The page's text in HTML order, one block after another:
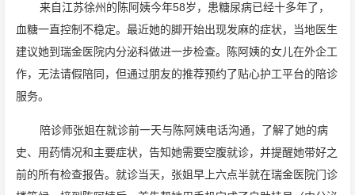
来自江苏徐州的陈阿姨今年58岁，患糖尿病已经十多年了，
血糖一直控制不稳定。最近她的脚开始出现发麻的症状，当地医生
建议她到瑞金医院内分泌科做进一步检查。陈阿姨的女儿在外企工
作，无法请假陪同，但通过朋友的推荐预约了贴心护工平台的陪诊
服务。
陪诊师张姐在就诊前一天与陈阿姨电话沟通，了解了她的病
史、用药情况和主要症状，告知她需要空腹就诊，并提醒她带好之
前的所有检查报告。就诊当天，张姐早上六点半就在瑞金医院门诊